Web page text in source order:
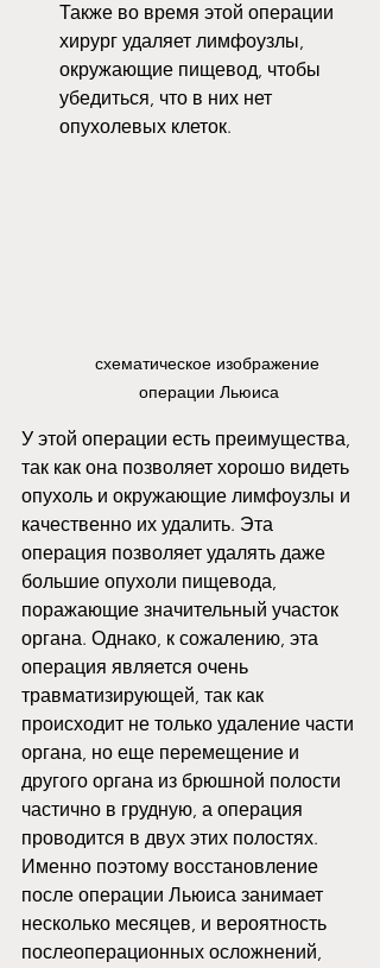
Также во время этой операции
хирург удаляет лимфоузлы,
окружающие пищевод, чтобы
убедиться, что в них нет
опухолевых клеток.
схематическое изображение
операции Льюиса
У этой операции есть преимущества,
так как она позволяет хорошо видеть
опухоль и окружающие лимфоузлы и
качественно их удалить. Эта
операция позволяет удалять даже
большие опухоли пищевода,
поражающие значительный участок
органа. Однако, к сожалению, эта
операция является очень
травматизирующей, так как
происходит не только удаление части
органа, но еще перемещение и
другого органа из брюшной полости
частично в грудную, а операция
проводится в двух этих полостях.
Именно поэтому восстановление
после операции Льюиса занимает
несколько месяцев, и вероятность
послеоперационных осложнений,